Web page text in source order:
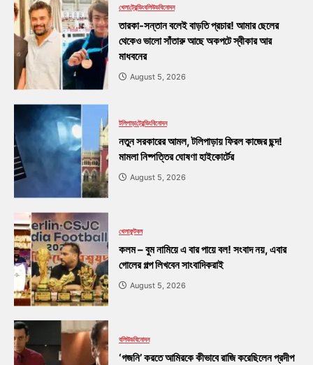
খেলাট্রেন্ডিংবলিউডবিনোদন
তারকা-সন্তান বলেই বাড়তি প্রচার! আমার ছেলের
থেকেও ভালো সাঁতারু আছে অকপটে স্বীকার আর
মাধবনের
August 5, 2026
টলিপাড়াট্রেন্ডিংবিনোদন
নতুন সরকারের আমল, টলিপাড়ায় ফিরল কাজের ছন্দ!
মামলা নিষ্পত্তির ঘোষণা হাইকোর্টের
August 5, 2026
খেলাফুটবল
কলম – বুম নামিয়ে এ বার পায়ে বল! সংবাদ নয়, এবার
গোলের গল্প লিখবেন সাংবাদিকরাই
August 5, 2026
বলিউডবিনোদন
‘গজনি’ করতে আমিরকে কীভাবে রাজি করেছিলেন প্রদীপ